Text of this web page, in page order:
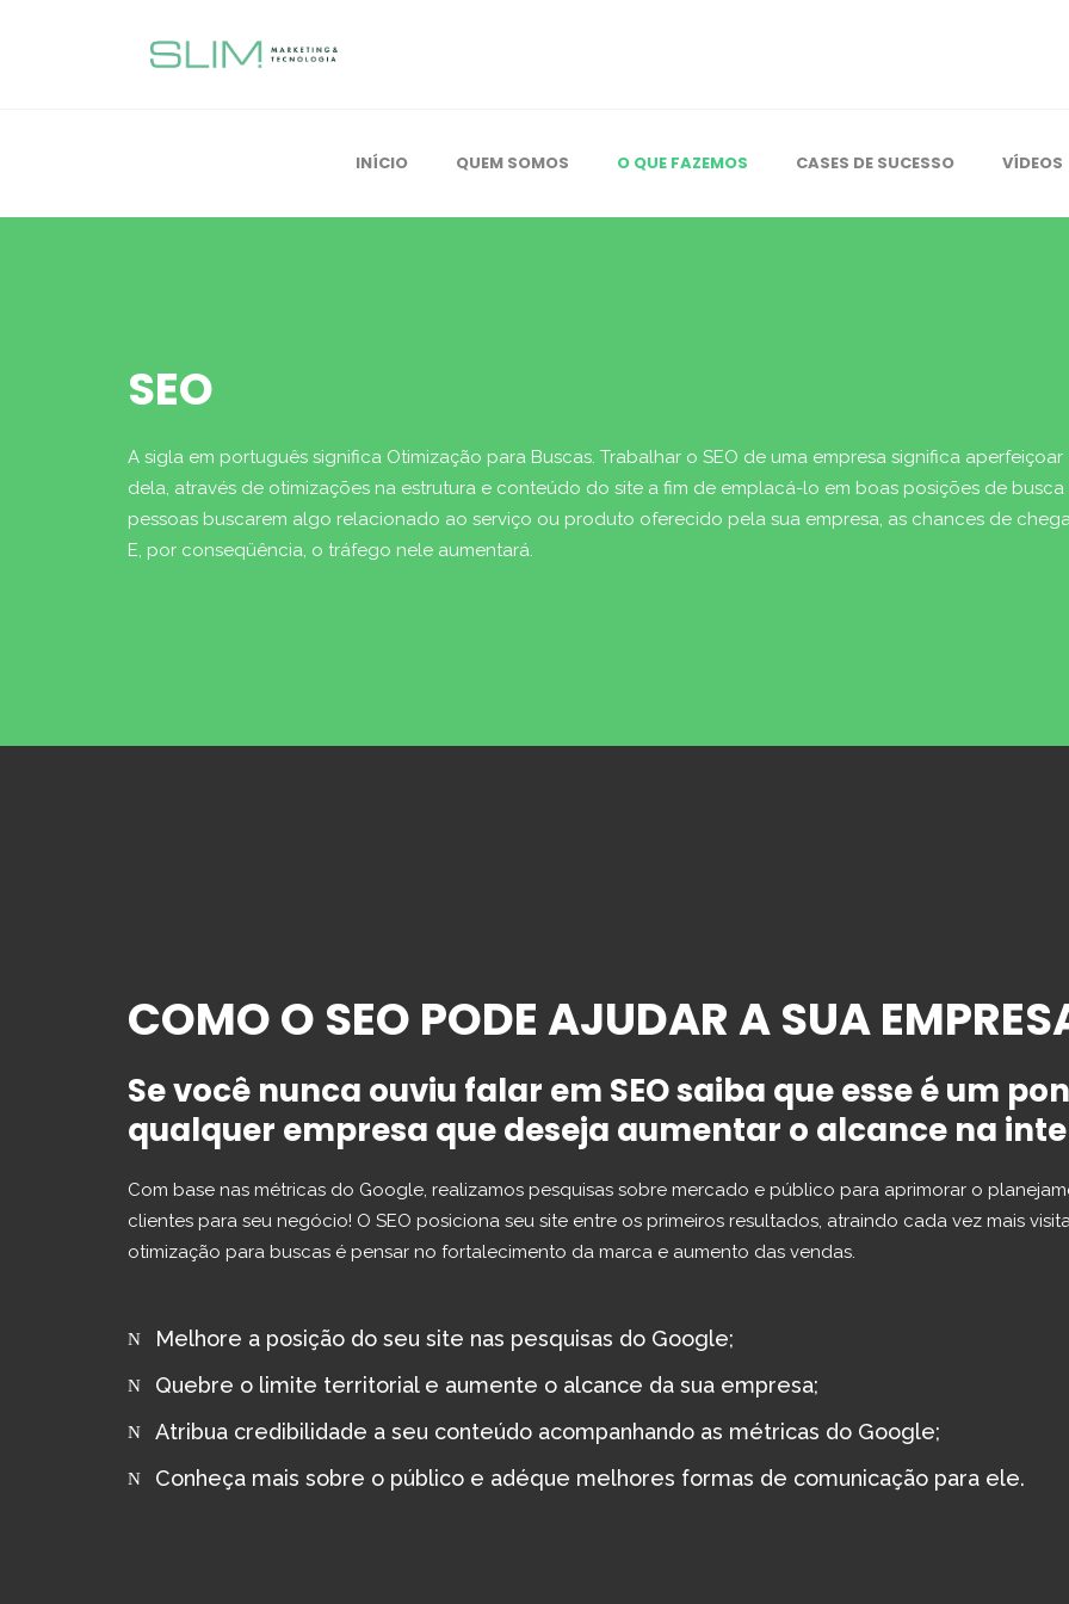
INÍCIO QUEM SOMOS O QUE FAZEMOS CASES DE SUCESSO VÍDEOS
SEO
A sigla em português significa Otimização para Buscas. Trabalhar o SEO de uma empresa significa
dela, através de otimizações na estrutura e conteúdo do site a fim de emplacá-lo em boas posições de
pessoas buscarem algo relacionado ao serviço ou produto oferecido pela sua empresa, as chances de
E, por conseqüência, o tráfego nele aumentará.
COMO O SEO PODE AJUDAR A SUA
Se você nunca ouviu falar em SEO saiba que esse é um
qualquer empresa que deseja aumentar o alcance na
Com base nas métricas do Google, realizamos pesquisas sobre mercado e público para aprimorar o
clientes para seu negócio! O SEO posiciona seu site entre os primeiros resultados, atraindo cada vez mais
otimização para buscas é pensar no fortalecimento da marca e aumento das vendas.
Melhore a posição do seu site nas pesquisas do Google;
Quebre o limite territorial e aumente o alcance da sua empresa;
Atribua credibilidade a seu conteúdo acompanhando as métricas do Google;
Conheça mais sobre o público e adéque melhores formas de comunicação para ele.